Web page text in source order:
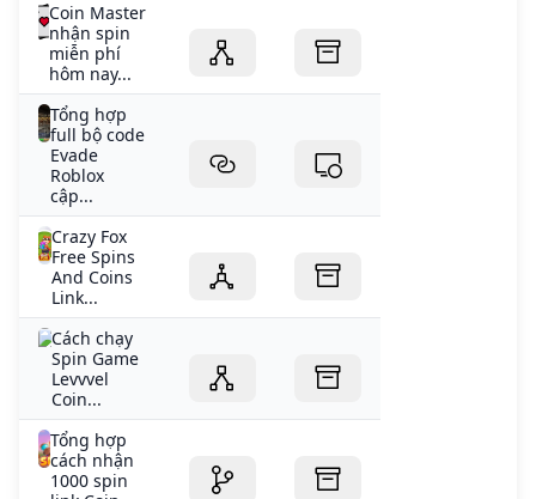
Coin Master
nhận spin
miễn phí
hôm nay...
Tổng hợp
full bộ code
Evade
Roblox
cập...
Crazy Fox
Free Spins
And Coins
Link...
Cách chạy
Spin Game
Levvvel
Coin...
Tổng hợp
cách nhận
1000 spin